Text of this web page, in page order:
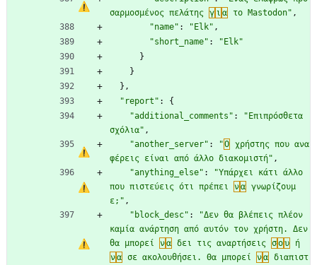
σαρμοσμένος πελάτης γ ι α το Mastodon" ,
"name" : "Elk" ,
"short_name" :
"Elk"
}
}
} ,
"report" :
{
"additional_comments" :
"Επιπρόσθετα
σχόλια" ,
"another_server" : "Ο χρήστης που ανα
φέρεις είναι από άλλο διακομιστή" ,
"anything_else" :
"Υπάρχει κάτι άλλο
που πιστεύεις ότι πρέπει να γνωρίζουμ
ε;" ,
"block_desc" :
"Δεν θα βλέπεις πλέον
καμία ανάρτηση από αυτόν τον χρήστη. Δεν
θα μπορεί να δει τις αναρτήσεις σου
να σε ακολουθήσει. Θα μπορεί να διαπιστ